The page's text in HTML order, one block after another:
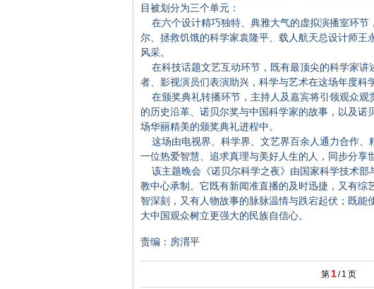
目被划分为三个单元：
在六个设计精巧独特、典雅大气的虚拟演播室环节
尔、拯救饥饿的科学家袁隆平、载人航天总设计师王
风采。
在科技话题文艺互动环节，既有最顶尖的科学家讲
者、影视演员们表演助兴，科学与艺术在这场年度科
在颁奖典礼转播环节，主持人及嘉宾将引领观众观
的历史沿革、诺贝尔奖与中国科学家的故事，以及诺
场华丽精美的颁奖典礼进程中。
这场由电视界、科学界、文艺界百余人通力合作、
一位热爱智慧、追求真理与美好人生的人，同步分享
该主题晚会《诺贝尔科学之夜》由国家科学技术部
教中心承制。它既有新闻准直播的及时迅捷，又有综
智深刻，又有人物故事的脉脉温情与跌宕起伏；既能
大中国观众树立更强大的民族自信心。
责编：房渭平
第 1/ 1 页